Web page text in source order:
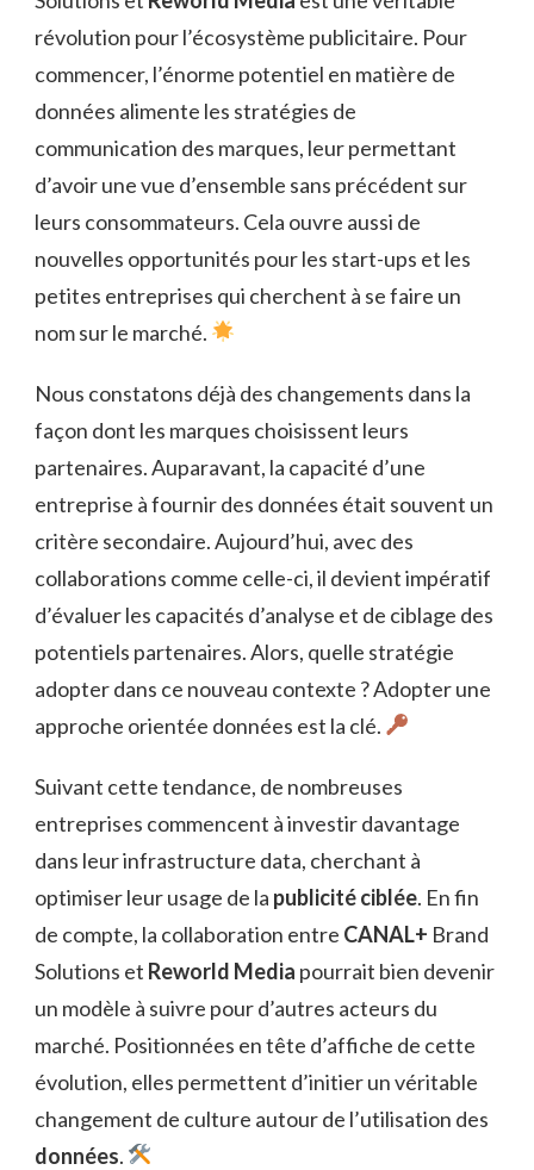
révolution pour l’écosystème publicitaire. Pour
commencer, l’énorme potentiel en matière de
données alimente les stratégies de
communication des marques, leur permettant
d’avoir une vue d’ensemble sans précédent sur
leurs consommateurs. Cela ouvre aussi de
nouvelles opportunités pour les start-ups et les
petites entreprises qui cherchent à se faire un
nom sur le marché.
Nous constatons déjà des changements dans la
façon dont les marques choisissent leurs
partenaires. Auparavant, la capacité d’une
entreprise à fournir des données était souvent un
critère secondaire. Aujourd’hui, avec des
collaborations comme celle-ci, il devient impératif
d’évaluer les capacités d’analyse et de ciblage des
potentiels partenaires. Alors, quelle stratégie
adopter dans ce nouveau contexte ? Adopter une
approche orientée données est la clé.
Suivant cette tendance, de nombreuses
entreprises commencent à investir davantage
dans leur infrastructure data, cherchant à
optimiser leur usage de la publicité ciblée. En fin
de compte, la collaboration entre CANAL+ Brand
Solutions et Reworld Media pourrait bien devenir
un modèle à suivre pour d’autres acteurs du
marché. Positionnées en tête d’affiche de cette
évolution, elles permettent d’initier un véritable
changement de culture autour de l’utilisation des
données.